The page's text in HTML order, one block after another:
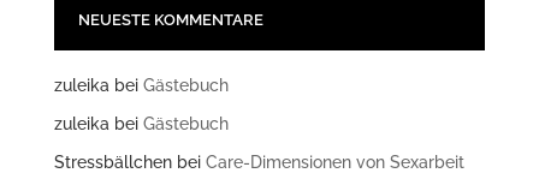
NEUESTE KOMMENTARE
zuleika bei Gästebuch
zuleika bei Gästebuch
Stressbällchenbei Care-Dimensionen von Sexarbeit